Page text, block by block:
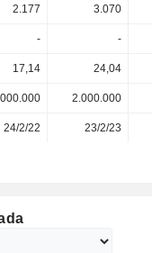
2.177 3.070
- -
17,14 24,04
2.000.000
24/2/22 23/2/23